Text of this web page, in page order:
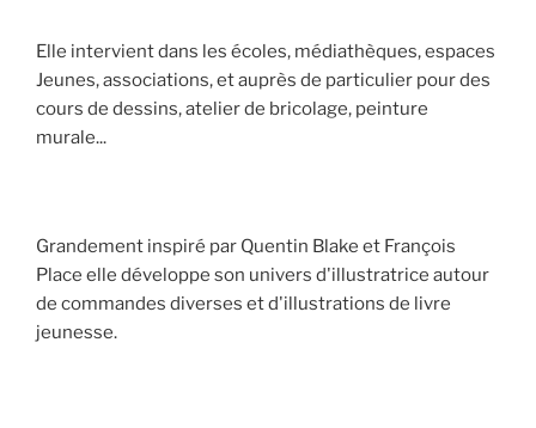
Elle intervient dans les écoles, médiathèques, espaces
Jeunes, associations, et auprès de particulier pour des
cours de dessins, atelier de bricolage, peinture
murale...
Grandement inspiré par Quentin Blake et François
Place elle développe son univers d'illustratrice autour
de commandes diverses et d'illustrations de livre
jeunesse.